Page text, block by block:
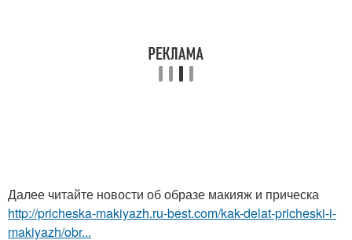
Далее читайте новости об образе макияж и прическа
http://pricheska-makiyazh.ru-best.com/kak-delat-pricheski-i-
makiyazh/obr...